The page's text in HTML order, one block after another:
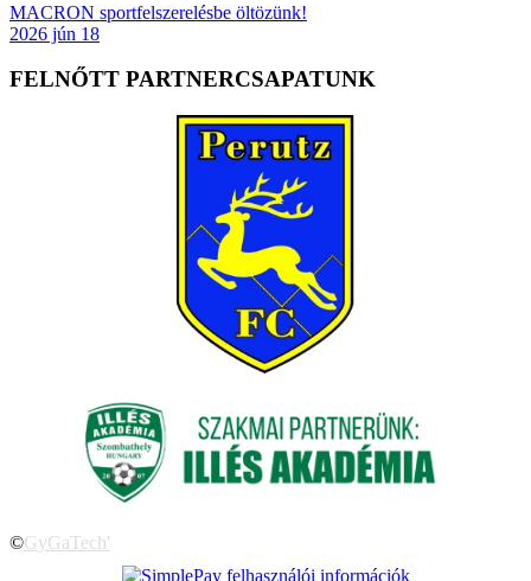
MACRON sportfelszerelésbe öltözünk!
2026 jún 18
FELNŐTT PARTNERCSAPATUNK
©GyGaTech'